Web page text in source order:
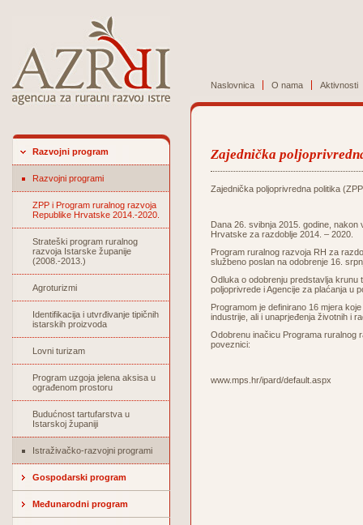
Naslovnica O nama Aktivnosti
Razvojni program
Razvojni programi
ZPP i Program ruralnog razvoja
Republike Hrvatske 2014.-2020.
Strateški program ruralnog
razvoja Istarske županije
(2008.-2013.)
Agroturizmi
Identifikacija i utvrđivanje tipičnih
istarskih proizvoda
Lovni turizam
Program uzgoja jelena aksisa u
ograđenom prostoru
Budućnost tartufarstva u
Istarskoj županiji
Istraživačko-razvojni programi
Gospodarski program
Međunarodni program
Zajednička
Zajednička poljoprivredna politika
Dana 26. svibnja 2015. godine,
Hrvatske za razdoblje 2014. – 2020.
Program ruralnog razvoja RH za
službeno poslan na odobrenje 16.
Odluka o odobrenju predstavlja krunu
poljoprivrede i Agencije za plaćanja u
Programom je definirano 16 mjera
industrije, ali i unaprjeđenja životnih i
Odobrenu inačicu Programa ruralnog
poveznici:
www.mps.hr/ipard/default.aspx